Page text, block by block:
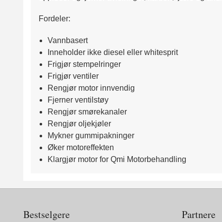
Fordeler:
Vannbasert
Inneholder ikke diesel eller whitesprit
Frigjør stempelringer
Frigjør ventiler
Rengjør motor innvendig
Fjerner ventilstøy
Rengjør smørekanaler
Rengjør oljekjøler
Mykner gummipakninger
Øker motoreffekten
Klargjør motor for Qmi Motorbehandling
Bestselgere Partnere